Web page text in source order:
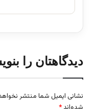
دیدگاهتان را
نشانی ایمیل شما منتشر